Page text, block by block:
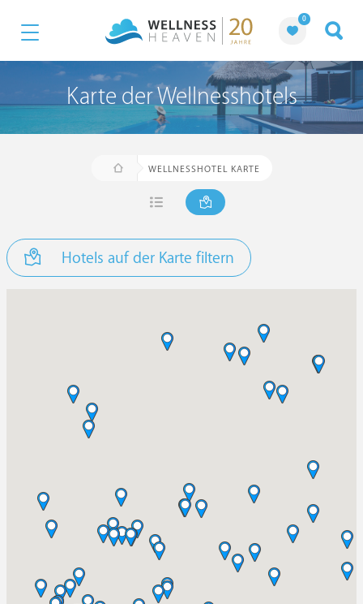
0
Karte der Wellnesshotels
WELLNESSHOTEL KARTE
Hotels auf der Karte filtern